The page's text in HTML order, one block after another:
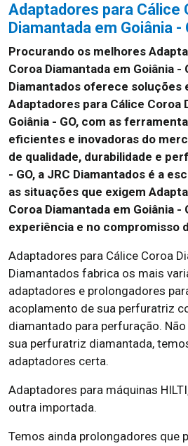
Adaptadores para Cálice
Diamantada em Goiânia -
Procurando os melhores
Coroa Diamantada em Goiânia -
Diamantados oferece soluções
Adaptadores para Cálice Coroa
Goiânia - GO, com as
eficientes e inovadoras do
de qualidade, durabilidade e
- GO, a JRC Diamantados é a
as situações que exigem
Coroa Diamantada em Goiânia -
experiência e no compromisso
Adaptadores para Cálice Coroa
Diamantados fabrica os mais
adaptadores e prolongadores
acoplamento de sua perfuratriz
diamantado para perfuração.
sua perfuratriz diamantada,
adaptadores certa.
Adaptadores para máquinas
outra importada.
Temos ainda prolongadores que